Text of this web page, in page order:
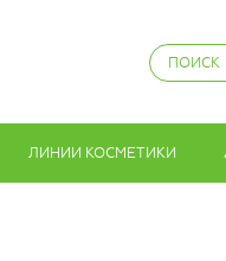
ЛИНИИ КОСМЕТИКИ